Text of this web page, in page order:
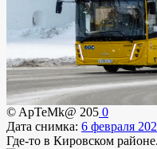
© ApTeMk@ 205 0
Дата снимка: 6 февраля
Где-то в Кировском